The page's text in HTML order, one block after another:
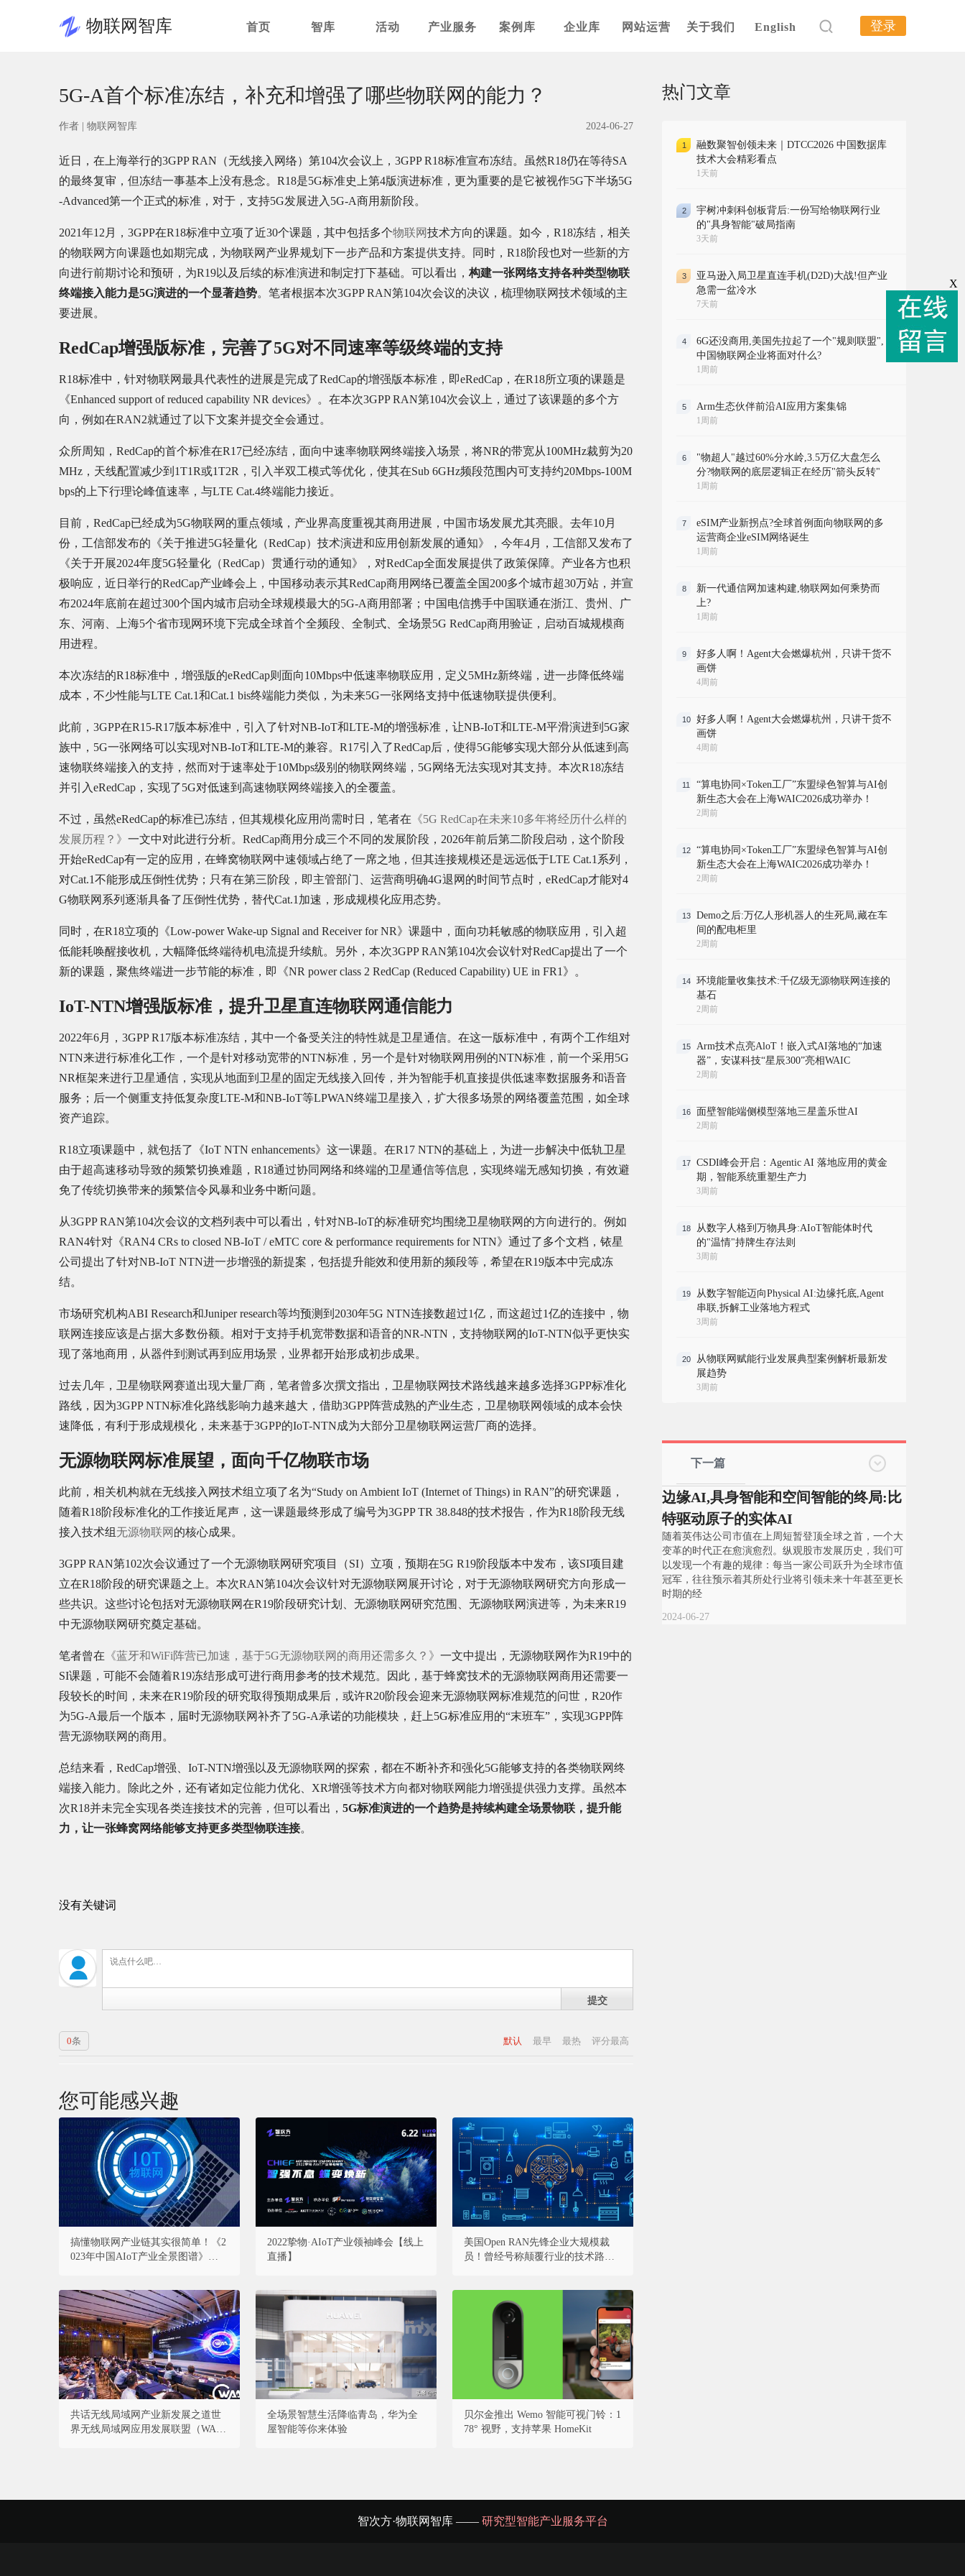
物联网智库 首页 智库 活动 产业服务 案例库 企业库 网站运营 关于我们 English 登录
5G-A首个标准冻结，补充和增强了哪些物联网的能力？
作者 | 物联网智库 2024-06-27
近日，在上海举行的3GPP RAN（无线接入网络）第104次会议上，3GPP R18标准宣布冻结。虽然R18仍在等待SA
的最终复审，但冻结一事基本上没有悬念。R18是5G标准史上第4版演进标准，更为重要的是它被视作5G下半场5G
-Advanced第一个正式的标准，对于，支持5G发展进入5G-A商用新阶段。
2021年12月，3GPP在R18标准中立项了近30个课题，其中包括多个物联网技术方向的课题。如今，R18冻结，相关
的物联网方向课题也如期完成，为物联网产业界规划下一步产品和方案提供支持。同时，R18阶段也对一些新的方
向进行前期讨论和预研，为R19以及后续的标准演进和制定打下基础。可以看出， 构建一张网络支持各种类型物联
终端接入能力是5G演进的一个显著趋势。笔者根据本次3GPP RAN第104次会议的决议，梳理物联网技术领域的主
要进展。
RedCap增强版标准，完善了5G对不同速率等级终端的支持
R18标准中，针对物联网最具代表性的进展是完成了RedCap的增强版本标准，即eRedCap，在R18所立项的课题是
《Enhanced support of reduced capability NR devices》。在本次3GPP RAN第104次会议上，通过了该课题的多个方
向，例如在RAN2就通过了以下文案并提交全会通过。
众所周知，RedCap的首个标准在R17已经冻结，面向中速率物联网终端接入场景，将NR的带宽从100MHz裁剪为20
MHz，天线配置减少到1T1R或1T2R，引入半双工模式等优化，使其在Sub 6GHz频段范围内可支持约20Mbps-100M
bps的上下行理论峰值速率，与LTE Cat.4终端能力接近。
目前，RedCap已经成为5G物联网的重点领域，产业界高度重视其商用进展，中国市场发展尤其亮眼。去年10月
份，工信部发布的《关于推进5G轻量化（RedCap）技术演进和应用创新发展的通知》，今年4月，工信部又发布了
《关于开展2024年度5G轻量化（RedCap）贯通行动的通知》，对RedCap全面发展提供了政策保障。产业各方也积
极响应，近日举行的RedCap产业峰会上，中国移动表示其RedCap商用网络已覆盖全国200多个城市超30万站，并宣
布2024年底前在超过300个国内城市启动全球规模最大的5G-A商用部署；中国电信携手中国联通在浙江、贵州、广
东、河南、上海5个省市现网环境下完成全球首个全频段、全制式、全场景5G RedCap商用验证，启动百城规模商
用进程。
本次冻结的R18标准中，增强版的eRedCap则面向10Mbps中低速率物联应用，定义5MHz新终端，进一步降低终端
成本，不少性能与LTE Cat.1和Cat.1 bis终端能力类似，为未来5G一张网络支持中低速物联提供便利。
此前，3GPP在R15-R17版本标准中，引入了针对NB-IoT和LTE-M的增强标准，让NB-IoT和LTE-M平滑演进到5G家
族中，5G一张网络可以实现对NB-IoT和LTE-M的兼容。R17引入了RedCap后，使得5G能够实现大部分从低速到高
速物联终端接入的支持，然而对于速率处于10Mbps级别的物联网终端，5G网络无法实现对其支持。本次R18冻结
并引入eRedCap，实现了5G对低速到高速物联网终端接入的全覆盖。
不过，虽然eRedCap的标准已冻结，但其规模化应用尚需时日，笔者在 《5G RedCap在未来10多年将经历什么样的
发展历程？》 一文中对此进行分析。RedCap商用分成三个不同的发展阶段，2026年前后第二阶段启动，这个阶段
开始eRedCap有一定的应用，在蜂窝物联网中速领域占绝了一席之地，但其连接规模还是远远低于LTE Cat.1系列，
对Cat.1不能形成压倒性优势；只有在第三阶段，即主管部门、运营商明确4G退网的时间节点时，eRedCap才能对4
G物联网系列逐渐具备了压倒性优势，替代Cat.1加速，形成规模化应用态势。
同时，在R18立项的《Low-power Wake-up Signal and Receiver for NR》课题中，面向功耗敏感的物联应用，引入超
低能耗唤醒接收机，大幅降低终端待机电流提升续航。另外，本次3GPP RAN第104次会议针对RedCap提出了一个
新的课题，聚焦终端进一步节能的标准，即《NR power class 2 RedCap (Reduced Capability) UE in FR1》。
IoT-NTN增强版标准，提升卫星直连物联网通信能力
2022年6月，3GPP R17版本标准冻结，其中一个备受关注的特性就是卫星通信。在这一版标准中，有两个工作组对
NTN来进行标准化工作，一个是针对移动宽带的NTN标准，另一个是针对物联网用例的NTN标准，前一个采用5G
NR框架来进行卫星通信，实现从地面到卫星的固定无线接入回传，并为智能手机直接提供低速率数据服务和语音
服务；后一个侧重支持低复杂度LTE-M和NB-IoT等LPWAN终端卫星接入，扩大很多场景的网络覆盖范围，如全球
资产追踪。
R18立项课题中，就包括了《IoT NTN enhancements》这一课题。在R17 NTN的基础上，为进一步解决中低轨卫星
由于超高速移动导致的频繁切换难题，R18通过协同网络和终端的卫星通信等信息，实现终端无感知切换，有效避
免了传统切换带来的频繁信令风暴和业务中断问题。
从3GPP RAN第104次会议的文档列表中可以看出，针对NB-IoT的标准研究均围绕卫星物联网的方向进行的。例如
RAN4针对《RAN4 CRs to closed NB-IoT / eMTC core & performance requirements for NTN》通过了多个文档，铱星
公司提出了针对NB-IoT NTN进一步增强的新提案，包括提升能效和使用新的频段等，希望在R19版本中完成冻
结。
市场研究机构ABI Research和Juniper research等均预测到2030年5G NTN连接数超过1亿，而这超过1亿的连接中，物
联网连接应该是占据大多数份额。相对于支持手机宽带数据和语音的NR-NTN，支持物联网的IoT-NTN似乎更快实
现了落地商用，从器件到测试再到应用场景，业界都开始形成初步成果。
过去几年，卫星物联网赛道出现大量厂商，笔者曾多次撰文指出，卫星物联网技术路线越来越多选择3GPP标准化
路线，因为3GPP NTN标准化路线影响力越来越大，借助3GPP阵营成熟的产业生态，卫星物联网领域的成本会快
速降低，有利于形成规模化，未来基于3GPP的IoT-NTN成为大部分卫星物联网运营厂商的选择。
无源物联网标准展望，面向千亿物联市场
此前，相关机构就在无线接入网技术组立项了名为“Study on Ambient IoT (Internet of Things) in RAN”的研究课题，
随着R18阶段标准化的工作接近尾声，这一课题最终形成了编号为3GPP TR 38.848的技术报告，作为R18阶段无线
接入技术组 无源物联网 的核心成果。
3GPP RAN第102次会议通过了一个无源物联网研究项目（SI）立项，预期在5G R19阶段版本中发布，该SI项目建
立在R18阶段的研究课题之上。本次RAN第104次会议针对无源物联网展开讨论，对于无源物联网研究方向形成一
些共识。这些讨论包括对无源物联网在R19阶段研究计划、无源物联网研究范围、无源物联网演进等，为未来R19
中无源物联网研究奠定基础。
笔者曾在 《蓝牙和WiFi阵营已加速，基于5G无源物联网的商用还需多久？》 一文中提出，无源物联网作为R19中的
SI课题，可能不会随着R19冻结形成可进行商用参考的技术规范。因此，基于蜂窝技术的无源物联网商用还需要一
段较长的时间，未来在R19阶段的研究取得预期成果后，或许R20阶段会迎来无源物联网标准规范的问世，R20作
为5G-A最后一个版本，届时无源物联网补齐了5G-A承诺的功能模块，赶上5G标准应用的“末班车”，实现3GPP阵
营无源物联网的商用。
总结来看，RedCap增强、IoT-NTN增强以及无源物联网的探索，都在不断补齐和强化5G能够支持的各类物联网终
端接入能力。除此之外，还有诸如定位能力优化、XR增强等技术方向都对物联网能力增强提供强力支撑。虽然本
次R18并未完全实现各类连接技术的完善，但可以看出， 5G标准演进的一个趋势是持续构建全场景物联，提升能
力，让一张蜂窝网络能够支持更多类型物联连接。
没有关键词
提交
默认 最早 最热 评分最高
0条
您可能感兴趣
搞懂物联网产业链其实很简单！《2
023年中国AIoT产业全景图谱》重磅
2022挚物·AIoT产业领袖峰会【线上
直播】
美国Open RAN先锋企业大规模裁
员！曾经号称颠覆行业的技术路线
共话无线局域网产业新发展之道世
界无线局域网应用发展联盟（WA
全场景智慧生活降临青岛，华为全
屋智能等你来体验
贝尔金推出 Wemo 智能可视门铃：1
78° 视野，支持苹果 HomeKit
热门文章
1
融数聚智创领未来｜DTCC2026 中国数据库
技术大会精彩看点
1天前
2
宇树冲刺科创板背后:一份写给物联网行业
的"具身智能"破局指南
3天前
3
亚马逊入局卫星直连手机(D2D)大战!但产业
急需一盆冷水
7天前
4
6G还没商用,美国先拉起了一个"规则联盟",
中国物联网企业将面对什么?
1周前
5 Arm生态伙伴前沿AI应用方案集锦
1周前
6
"物超人"越过60%分水岭,3.5万亿大盘怎么
分?物联网的底层逻辑正在经历"箭头反转"
1周前
7
eSIM产业新拐点?全球首例面向物联网的多
运营商企业eSIM网络诞生
1周前
8
新一代通信网加速构建,物联网如何乘势而
上?
1周前
9
好多人啊！Agent大会燃爆杭州，只讲干货不
画饼
4周前
10
好多人啊！Agent大会燃爆杭州，只讲干货不
画饼
4周前
11
“算电协同×Token工厂”东盟绿色智算与AI创
新生态大会在上海WAIC2026成功举办！
2周前
12
“算电协同×Token工厂”东盟绿色智算与AI创
新生态大会在上海WAIC2026成功举办！
2周前
13
Demo之后:万亿人形机器人的生死局,藏在车
间的配电柜里
2周前
14
环境能量收集技术:千亿级无源物联网连接的
基石
2周前
15
Arm技术点亮AloT！嵌入式AI落地的“加速
器”，安谋科技“星辰300”亮相WAIC
2周前
16 面壁智能端侧模型落地三星盖乐世AI
2周前
17
CSDI峰会开启：Agentic AI 落地应用的黄金
期，智能系统重塑生产力
3周前
18
从数字人格到万物具身:AIoT智能体时代
的"温情"持牌生存法则
3周前
19
从数字智能迈向Physical AI:边缘托底,Agent
串联,拆解工业落地方程式
3周前
20
从物联网赋能行业发展典型案例解析最新发
展趋势
3周前
下一篇
边缘AI,具身智能和空间智能的终局:比
特驱动原子的实体AI
随着英伟达公司市值在上周短暂登顶全球之首，一个大
变革的时代正在愈演愈烈。纵观股市发展历史，我们可
以发现一个有趣的规律：每当一家公司跃升为全球市值
冠军，往往预示着其所处行业将引领未来十年甚至更长
时期的经
2024-06-27
智次方·物联网智库 —— 研究型智能产业服务平台
X